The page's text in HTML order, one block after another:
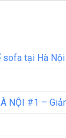
sofa tại Hà Nội
NỘI #1 –